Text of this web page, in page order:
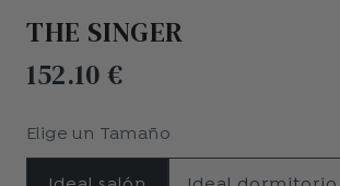
THE SINGER
152.10 €
Elige un Tamaño